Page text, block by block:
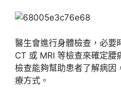
醫生會進行身體檢查，必要
CT 或 MRI 等檢查來確定腰
檢查能夠幫助患者了解病因
療方式。